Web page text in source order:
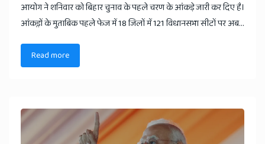
आयोग ने शनिवार को बिहार चुनाव के पहले चरण के आंकड़े जारी कर दिए है।
आंकड़़ों के मुताबिक पहले फेज में 18 जिलों में 121 विधानसभा सीटों पर अब...
Read more